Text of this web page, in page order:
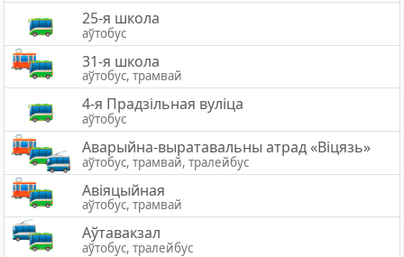
25-я школа
аўтобус
31-я школа
аўтобус, трамвай
4-я Прадзільная вуліца
аўтобус
Аварыйна-выратавальны атрад «Вiцязь»
аўтобус, трамвай, тралейбус
Авіяцыйная
аўтобус, трамвай
Аўтавакзал
аўтобус, тралейбус